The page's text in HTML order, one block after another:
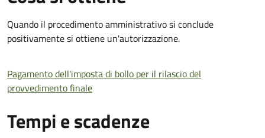
Quando il procedimento amministrativo si conclude
positivamente si ottiene un'autorizzazione.
Pagamento dell'imposta di bollo per il rilascio del
provvedimento finale
Tempi e scadenze